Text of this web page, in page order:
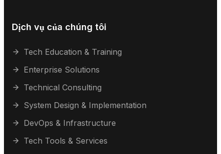
Dịch vụ của chúng tôi
Tech Education & Training
Enterprise Solutions
Technical Consulting
System Design & Implementation
DevOps & Infrastructure
Tech Tools & Services